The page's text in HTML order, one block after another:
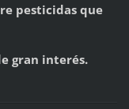
pesticidas que
gran interés.